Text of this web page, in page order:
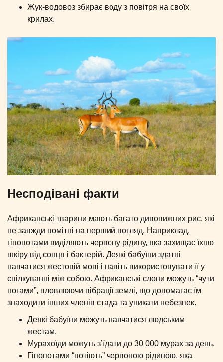
Жук-водовоз збирає воду з повітря на своїх
крилах.
Несподівані факти
Африканські тварини мають багато дивовижних рис, які
не завжди помітні на перший погляд. Наприклад,
гіпопотами виділяють червону рідину, яка захищає їхню
шкіру від сонця і бактерій. Деякі бабуїни здатні
навчатися жестовій мові і навіть використовувати її у
спілкуванні між собою. Африканські слони можуть “чути
ногами”, вловлюючи вібрації землі, що допомагає їм
знаходити інших членів стада та уникати небезпек.
Деякі бабуїни можуть навчатися людським
жестам.
Мурахоїди можуть з’їдати до 30 000 мурах за день.
Гіпопотами “потіють” червоною рідиною, яка